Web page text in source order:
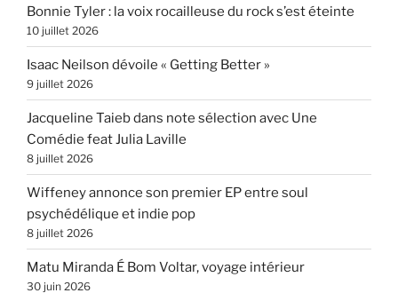
Bonnie Tyler : la voix rocailleuse du rock s’est éteinte
10 juillet 2026
Isaac Neilson dévoile « Getting Better »
9 juillet 2026
Jacqueline Taieb dans note sélection avec Une
Comédie feat Julia Laville
8 juillet 2026
Wiffeney annonce son premier EP entre soul
psychédélique et indie pop
8 juillet 2026
Matu Miranda É Bom Voltar, voyage intérieur
30 juin 2026